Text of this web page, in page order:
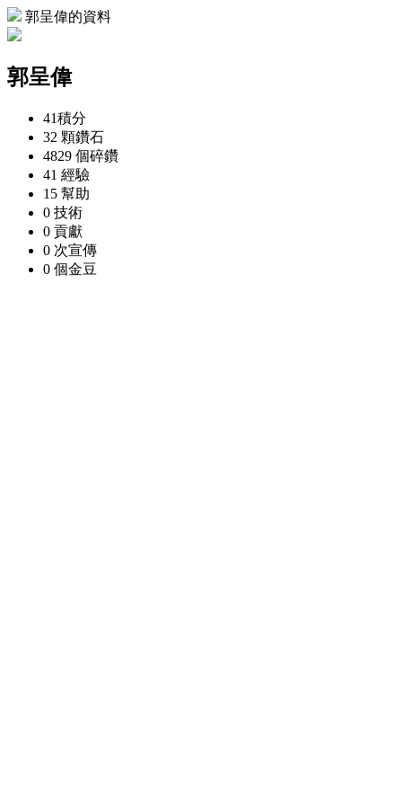
郭呈偉的資料
郭呈偉
41積分
32 顆鑽石
4829 個碎鑽
41 經驗
15 幫助
0 技術
0 貢獻
0 次宣傳
0 個金豆